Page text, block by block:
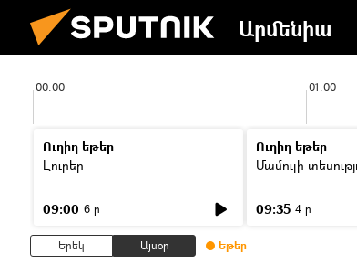
Արմենիա
00:00 01:00
Ուղիղ եթեր
Լուրեր
09:00 6 ր
Ուղիղ եթեր
Մամուլի
09:35 4 ր
Երեկ Այսօր Եթեր